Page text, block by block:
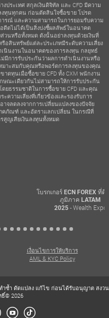
งประเทศ สกุลเงินดิจิทัล และ CFD มีความ
งทุนทุกคน ก่อนตัดสินใจซื้อขาย โปรด
รณ์ และความสามารถในการยอมรับความ
ดีตไม่ได้เป็นสิ่งบ่งชี้ผลลัพธ์ในอนาคต
วนหรือทั้งหมด ดังนั้นอย่าลงทุนด้วยเงินที่
อสินทรัพย์แต่ละประเภทมีระดับความเสี่ยง
นินงานในอนาคตของการลงทุน กลยุทธ์
มีการรับประกันว่าผลการดำเนินงานหรือ
มาะสมกับคุณหรือพอร์ตการลงทุนของคุณ
ดทุนเมื่อซื้อขาย CFD ทั้ง CXM พนักงาน
ณะเดียวกันไม่สามารถให้การรับประกัน
ยธรรมชาติในการซื้อขาย CFD และคุณ
ะความเสี่ยงที่เกี่ยวข้องและรองรับการ
จลดลงจากการเปลี่ยนแปลงของปัจจัย
คภัณฑ์ และอัตราแลกเปลี่ยน ในกรณีที่
สูญเสียเงินลงทุนทั้งหมด
ที่ดีที่สุดใน
เงื่อนไขการให้บริการ
AML & KYC Policy
ซ้ำ ดัดแปลง แก้ไข ก่อนได้รับอนุญาต สงวน
© 2026